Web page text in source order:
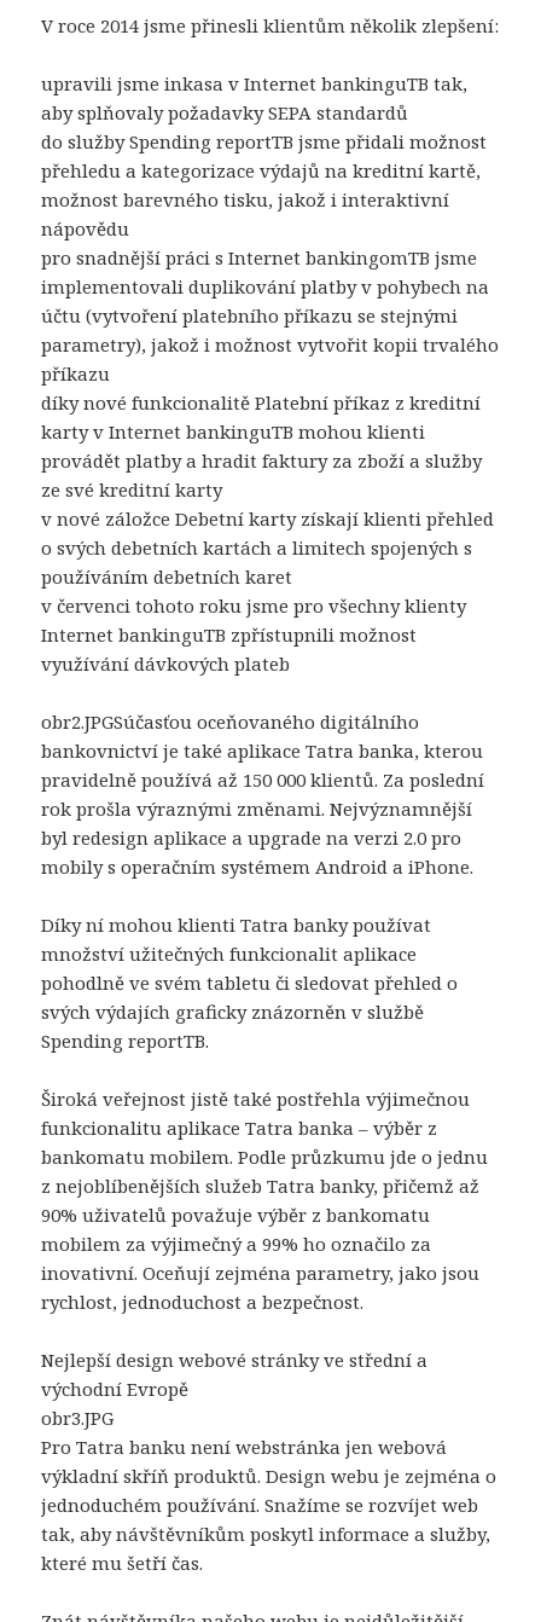
V roce 2014 jsme přinesli klientům několik zlepšení:
upravili jsme inkasa v Internet bankinguTB tak,
aby splňovaly požadavky SEPA standardů
do služby Spending reportTB jsme přidali možnost
přehledu a kategorizace výdajů na kreditní kartě,
možnost barevného tisku, jakož i interaktivní
nápovědu
pro snadnější práci s Internet bankingomTB jsme
implementovali duplikování platby v pohybech na
účtu (vytvoření platebního příkazu se stejnými
parametry), jakož i možnost vytvořit kopii trvalého
příkazu
díky nové funkcionalitě Platební příkaz z kreditní
karty v Internet bankinguTB mohou klienti
provádět platby a hradit faktury za zboží a služby
ze své kreditní karty
v nové záložce Debetní karty získají klienti přehled
o svých debetních kartách a limitech spojených s
používáním debetních karet
v červenci tohoto roku jsme pro všechny klienty
Internet bankinguTB zpřístupnili možnost
využívání dávkových plateb
obr2.JPGSúčasťou oceňovaného digitálního
bankovnictví je také aplikace Tatra banka, kterou
pravidelně používá až 150 000 klientů. Za poslední
rok prošla výraznými změnami. Nejvýznamnější
byl redesign aplikace a upgrade na verzi 2.0 pro
mobily s operačním systémem Android a iPhone.
Díky ní mohou klienti Tatra banky používat
množství užitečných funkcionalit aplikace
pohodlně ve svém tabletu či sledovat přehled o
svých výdajích graficky znázorněn v službě
Spending reportTB.
Široká veřejnost jistě také postřehla výjimečnou
funkcionalitu aplikace Tatra banka – výběr z
bankomatu mobilem. Podle průzkumu jde o jednu
z nejoblíbenějších služeb Tatra banky, přičemž až
90% uživatelů považuje výběr z bankomatu
mobilem za výjimečný a 99% ho označilo za
inovativní. Oceňují zejména parametry, jako jsou
rychlost, jednoduchost a bezpečnost.
Nejlepší design webové stránky ve střední a
východní Evropě
obr3.JPG
Pro Tatra banku není webstránka jen webová
výkladní skříň produktů. Design webu je zejména o
jednoduchém používání. Snažíme se rozvíjet web
tak, aby návštěvníkům poskytl informace a služby,
které mu šetří čas.